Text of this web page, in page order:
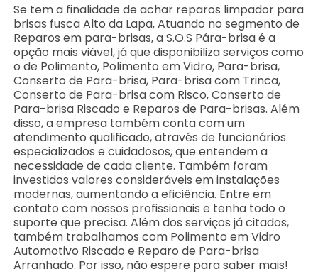
Se tem a finalidade de achar reparos limpador para
brisas fusca Alto da Lapa, Atuando no segmento de
Reparos em para-brisas, a S.O.S Pára-brisa é a
opção mais viável, já que disponibiliza serviços como
o de Polimento, Polimento em Vidro, Para-brisa,
Conserto de Para-brisa, Para-brisa com Trinca,
Conserto de Para-brisa com Risco, Conserto de
Para-brisa Riscado e Reparos de Para-brisas. Além
disso, a empresa também conta com um
atendimento qualificado, através de funcionários
especializados e cuidadosos, que entendem a
necessidade de cada cliente. Também foram
investidos valores consideráveis em instalações
modernas, aumentando a eficiência. Entre em
contato com nossos profissionais e tenha todo o
suporte que precisa. Além dos serviços já citados,
também trabalhamos com Polimento em Vidro
Automotivo Riscado e Reparo de Para-brisa
Arranhado. Por isso, não espere para saber mais!